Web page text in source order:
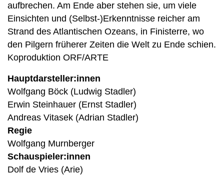
aufbrechen. Am Ende aber stehen sie, um viele
Einsichten und (Selbst-)Erkenntnisse reicher am
Strand des Atlantischen Ozeans, in Finisterre, wo
den Pilgern früherer Zeiten die Welt zu Ende schien.
Koproduktion ORF/ARTE
Hauptdarsteller:innen
Wolfgang Böck (Ludwig Stadler)
Erwin Steinhauer (Ernst Stadler)
Andreas Vitasek (Adrian Stadler)
Regie
Wolfgang Murnberger
Schauspieler:innen
Dolf de Vries (Arie)